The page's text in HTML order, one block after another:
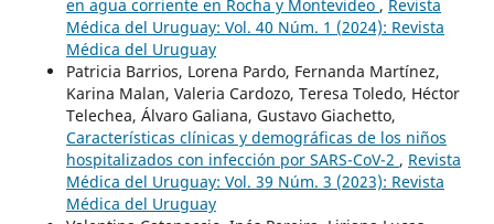
en agua corriente en Rocha y Montevideo , Revista
Médica del Uruguay: Vol. 40 Núm. 1 (2024): Revista
Médica del Uruguay
Patricia Barrios, Lorena Pardo, Fernanda Martínez,
Karina Malan, Valeria Cardozo, Teresa Toledo, Héctor
Telechea, Álvaro Galiana, Gustavo Giachetto,
Características clínicas y demográficas de los niños
hospitalizados con infección por SARS-CoV-2 , Revista
Médica del Uruguay: Vol. 39 Núm. 3 (2023): Revista
Médica del Uruguay